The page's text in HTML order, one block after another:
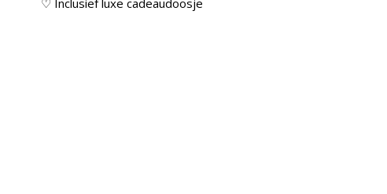
♡ Inclusief luxe cadeaudoosje